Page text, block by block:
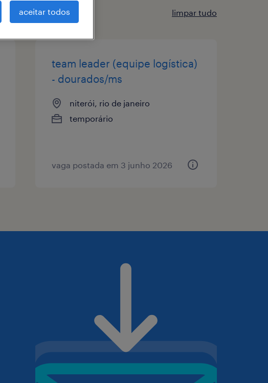
limpar tudo
team leader (equipe logística)
- dourados/ms
niterói, rio de janeiro
temporário
vaga postada em 3 junho 2026
aceitar todos